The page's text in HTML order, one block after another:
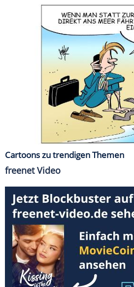
Cartoons zu trendigen Themen
freenet Video